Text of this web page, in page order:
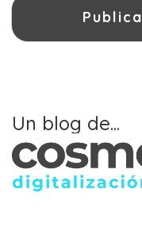
Un blog de...